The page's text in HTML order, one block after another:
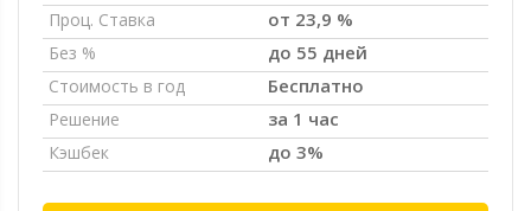
Проц. Ставка от 23,9 %
Без % до 55 дней
Стоимость в год Бесплатно
Решение за 1 час
Кэшбек до 3%